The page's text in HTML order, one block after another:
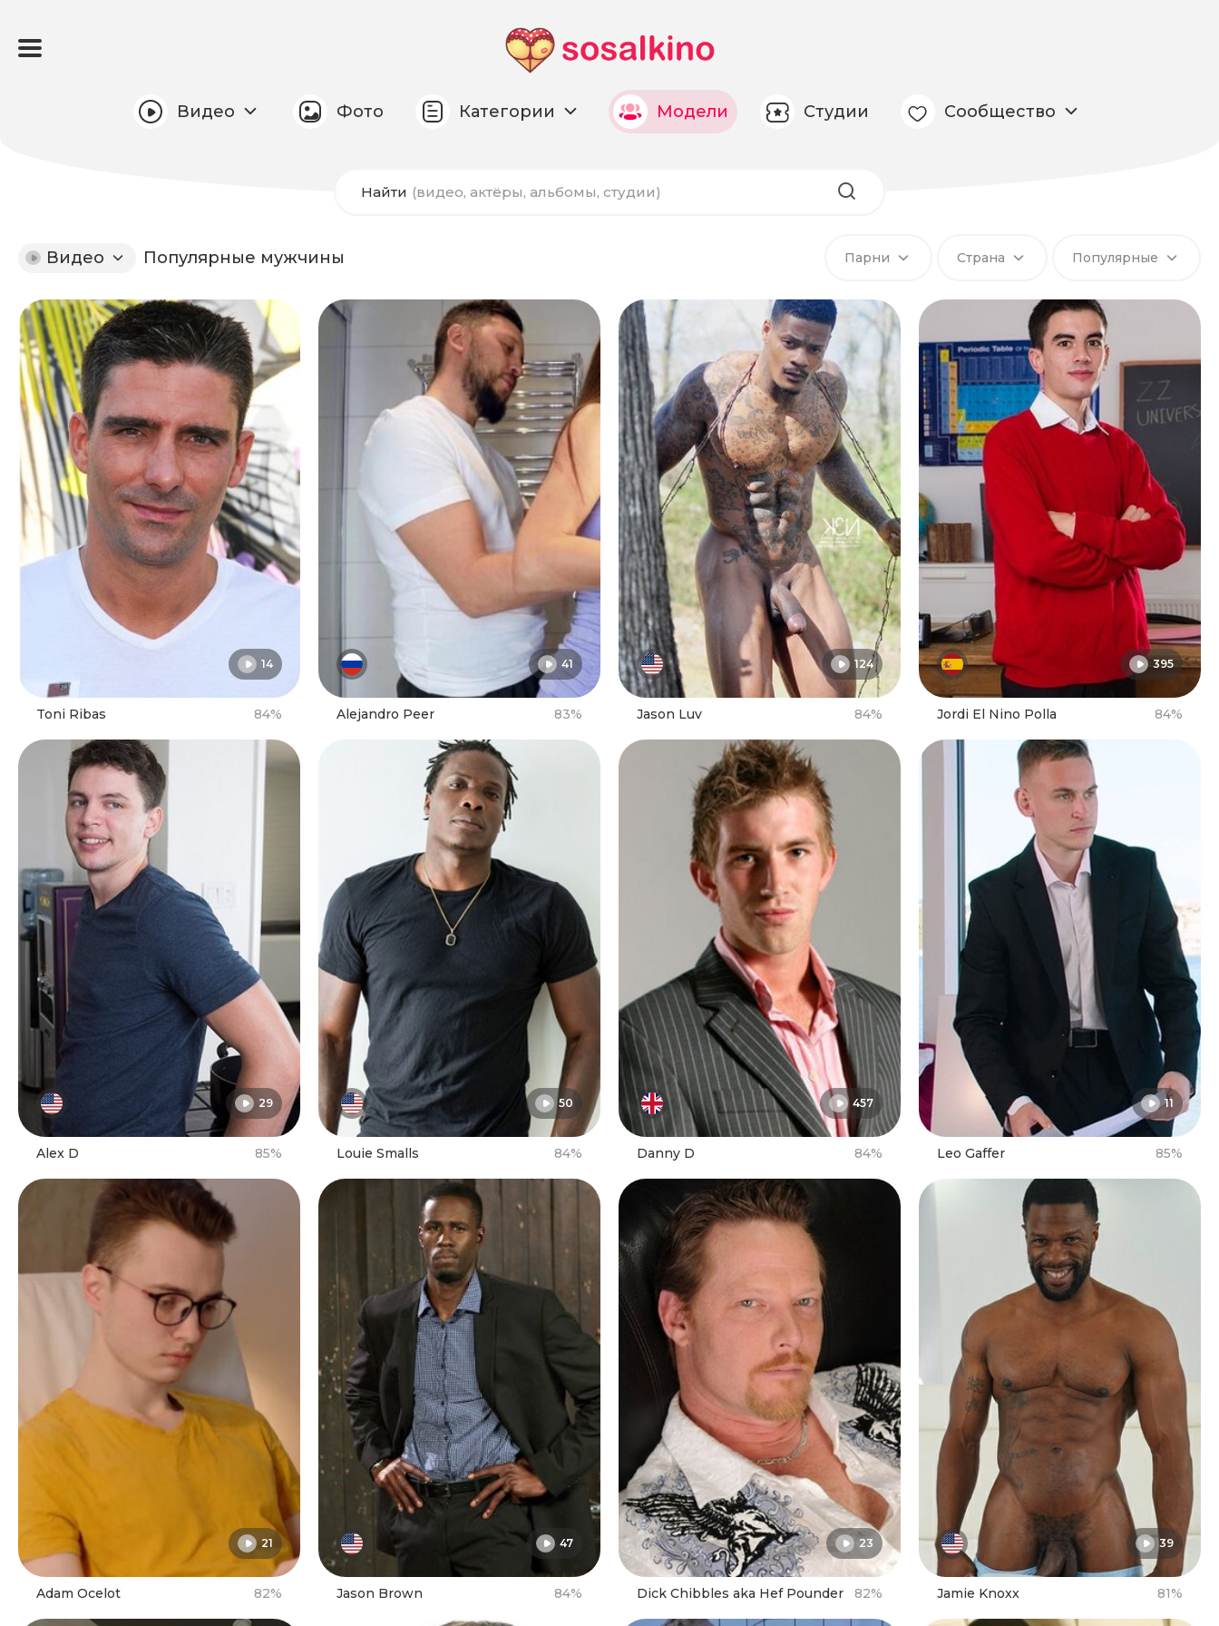
Видео Фото Категории Модели Студии Сообщество
Найти (видео, актёры, альбомы, студии)
Видео Популярные мужчины Парни Страна Популярные
14
Toni Ribas 84%
41
Alejandro Peer 83%
124
Jason Luv 84%
395
Jordi El Nino Polla 84%
29
Alex D 85%
50
Louie Smalls 84%
457
Danny D 84%
11
Leo Gaffer 85%
21
Adam Ocelot 82%
47
Jason Brown 84%
23
Dick Chibbles aka Hef Pounder 82%
39
Jamie Knoxx 81%